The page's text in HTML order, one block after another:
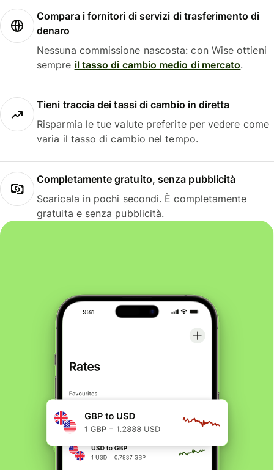
Compara i fornitori di servizi di trasferimento di
denaro
Nessuna commissione nascosta: con Wise ottieni
sempre il tasso di cambio medio di mercato.
Tieni traccia dei tassi di cambio in diretta
Risparmia le tue valute preferite per vedere come
varia il tasso di cambio nel tempo.
Completamente gratuito, senza pubblicità
Scaricala in pochi secondi. È completamente
gratuita e senza pubblicità.